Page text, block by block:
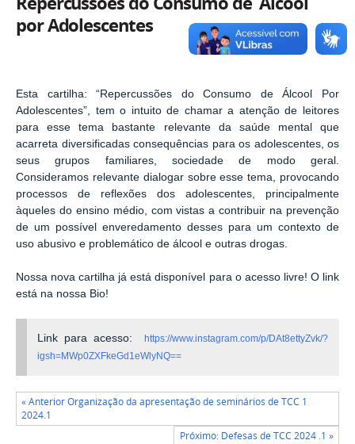
por Adolescentes
Esta cartilha: “Repercussões do Consumo de Álcool Por
Adolescentes”, tem o intuito de chamar a atenção de leitores
para esse tema bastante relevante da saúde mental que
acarreta diversificadas consequências para os adolescentes, os
seus grupos familiares, sociedade de modo geral.
Consideramos relevante dialogar sobre esse tema, provocando
processos de reflexões dos adolescentes, principalmente
àqueles do ensino médio, com vistas a contribuir na prevenção
de um possível enveredamento desses para um contexto de
uso abusivo e problemático de álcool e outras drogas.
Nossa nova cartilha já está disponível para o acesso livre! O link
está na nossa Bio!
Link para acesso:
https://www.instagram.com/p/DAt8ettyZvk/?
igsh=MWp0ZXFkeGd1eWlyNQ==
« Anterior Organização da apresentação de seminários de TCC 1
2024.1
Próximo: Defesas de TCC 2024 .1 »